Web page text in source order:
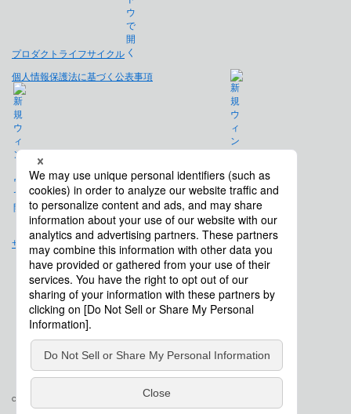
プロダクトライフサイクル
個人情報保護法に基づく公表事項
免責事項
サイトマップ
会社概要
Copyright © Saison Technology Co., Ltd. All Rights Reserved.